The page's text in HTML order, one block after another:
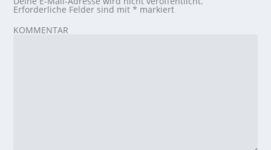
Erforderliche Felder sind mit* markiert
KOMMENTAR